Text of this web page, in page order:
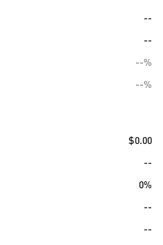
--
--
--%
--%
$0.00
--
0%
--
--